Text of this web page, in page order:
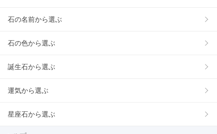
石の名前から選ぶ
石の色から選ぶ
誕生石から選ぶ
運気から選ぶ
星座石から選ぶ